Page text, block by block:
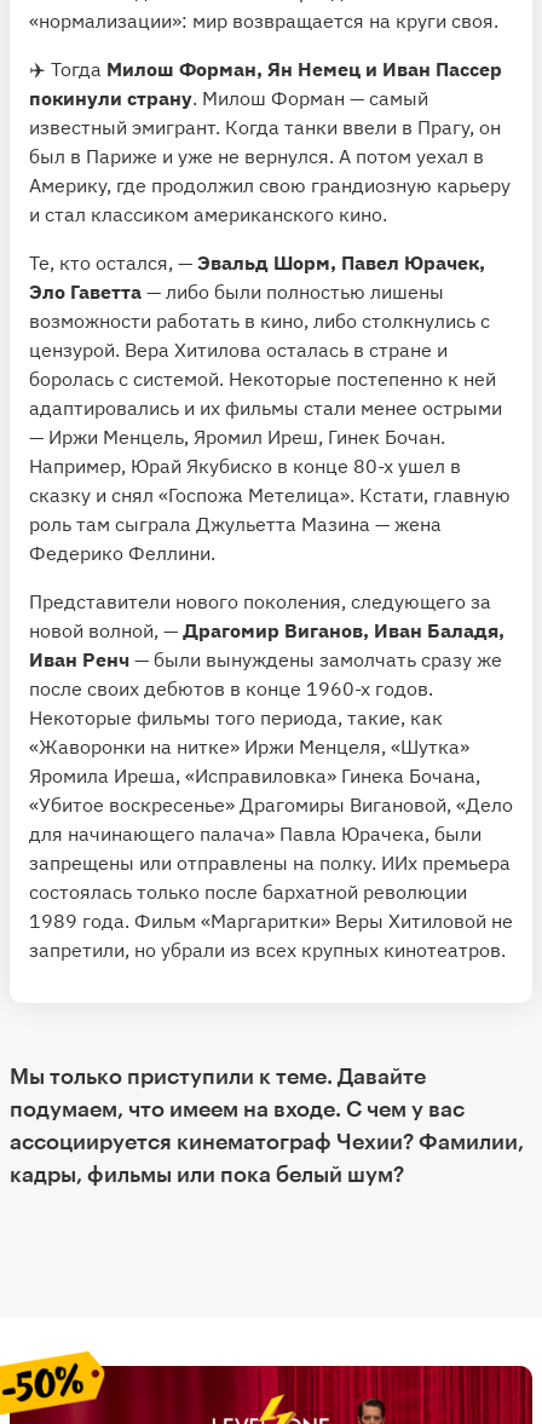
«нормализации»: мир возвращается на круги своя.
✈️ Тогда Милош Форман, Ян Немец и Иван Пассер
покинули страну. Милош Форман — самый
известный эмигрант. Когда танки ввели в Прагу, он
был в Париже и уже не вернулся. А потом уехал в
Америку, где продолжил свою грандиозную карьеру
и стал классиком американского кино.
Те, кто остался, — Эвальд Шорм, Павел Юрачек,
Эло Гаветта — либо были полностью лишены
возможности работать в кино, либо столкнулись с
цензурой. Вера Хитилова осталась в стране и
боролась с системой. Некоторые постепенно к ней
адаптировались и их фильмы стали менее острыми
— Иржи Менцель, Яромил Иреш, Гинек Бочан.
Например, Юрай Якубиско в конце 80-х ушел в
сказку и снял «Госпожа Метелица». Кстати, главную
роль там сыграла Джульетта Мазина — жена
Федерико Феллини.
Представители нового поколения, следующего за
новой волной, — Драгомир Виганов, Иван Баладя,
Иван Ренч — были вынуждены замолчать сразу же
после своих дебютов в конце 1960-х годов.
Некоторые фильмы того периода, такие, как
«Жаворонки на нитке» Иржи Менцеля, «Шутка»
Яромила Иреша, «Исправиловка» Гинека Бочана,
«Убитое воскресенье» Драгомиры Вигановой, «Дело
для начинающего палача» Павла Юрачека, были
запрещены или отправлены на полку. ИИх премьера
состоялась только после бархатной революции
1989 года. Фильм «Маргаритки» Веры Хитиловой не
запретили, но убрали из всех крупных кинотеатров.
Мы только приступили к теме. Давайте
подумаем, что имеем на входе. С чем у вас
ассоциируется кинематограф Чехии? Фамилии,
кадры, фильмы или пока белый шум?